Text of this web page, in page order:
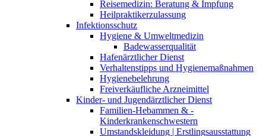
Reisemedizin: Beratung & Impfung
Heilpraktikerzulassung
Infektionsschutz
Hygiene & Umweltmedizin
Badewasserqualität
Hafenärztlicher Dienst
Verhaltenstipps und Hygienemaßnahmen
Hygienebelehrung
Freiverkäufliche Arzneimittel
Kinder- und Jugendärztlicher Dienst
Familien-Hebammen & -
Kinderkrankenschwestern
Umstandskleidung | Erstlingsausstattung